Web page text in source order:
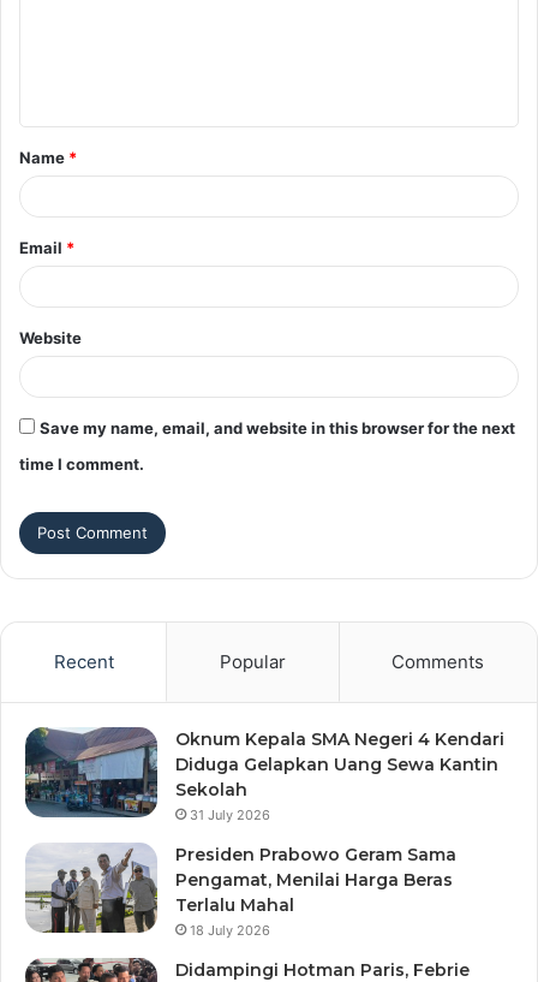
t
*
Name *
Email *
Website
Save my name, email, and website in this browser for the next
time I comment.
Recent Popular Comments
Oknum Kepala SMA Negeri 4 Kendari
Diduga Gelapkan Uang Sewa Kantin
Sekolah
31 July 2026
Presiden Prabowo Geram Sama
Pengamat, Menilai Harga Beras
Terlalu Mahal
18 July 2026
Didampingi Hotman Paris, Febrie